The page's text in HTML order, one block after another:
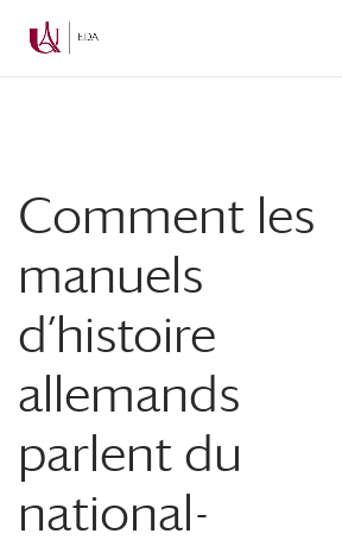
Comment les
manuels
d’histoire
allemands
parlent du
national-